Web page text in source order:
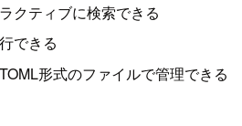
クティブに検索できる
できる
形式のファイルで管理できる